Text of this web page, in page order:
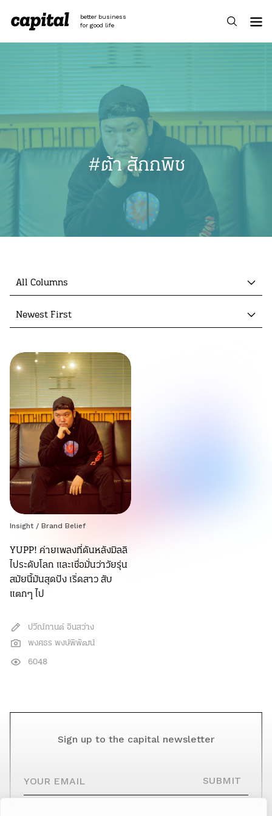
content
better business
for good life
#ต้า สักกพิช
All Columns
Newest First
Insight / Brand Belief
YUPP! ค่ายเพลงที่ดันหลังมิลลิ
ไประดับโลก และเชื่อมั่นว่าวัยรุ่น
สมัยนี้มันสุดปัง เริ่ดสาว สับ
แตกๆ ไป
ปวีณ์กานต์ อินสว่าง
พงศธร พงษ์พิพัฒน์
6048
Sign up to the capital newsletter
SUBMIT